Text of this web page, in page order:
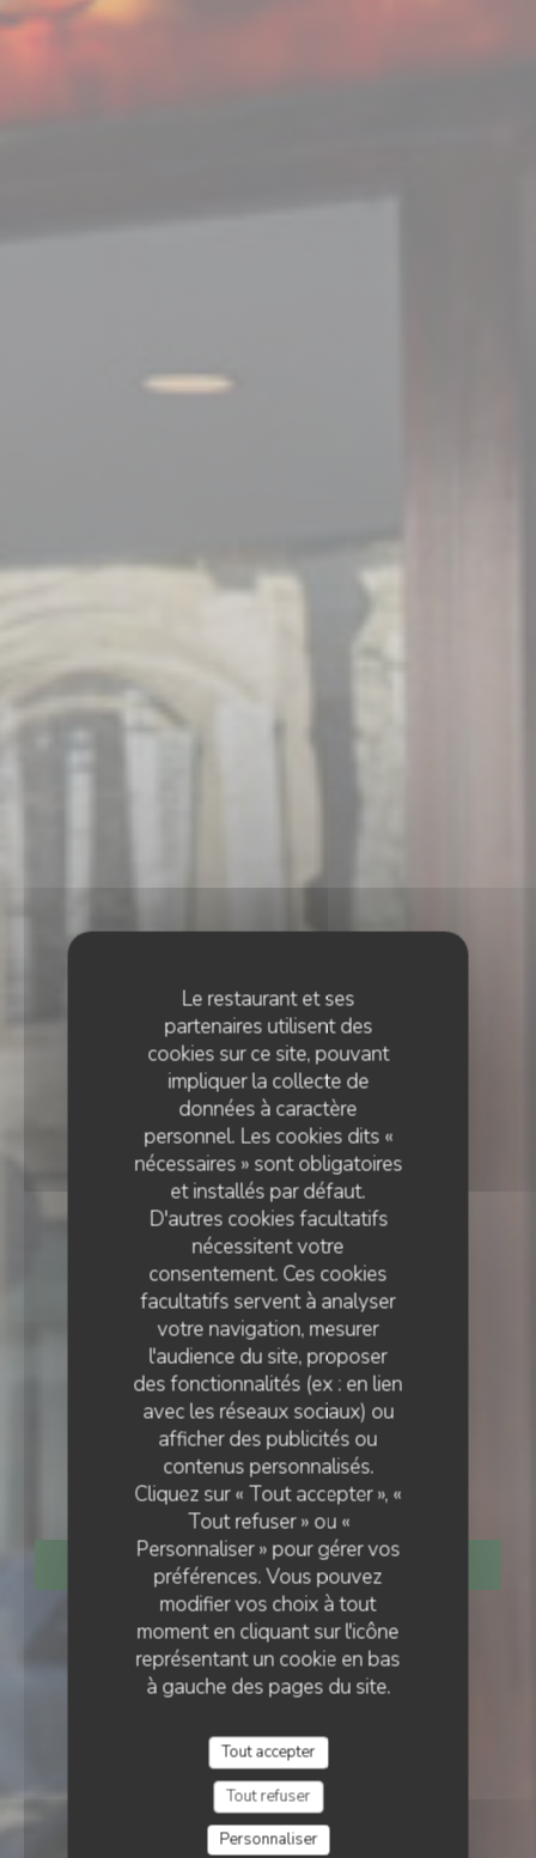
Le restaurant et ses
partenaires utilisent des
cookies sur ce site, pouvant
impliquer la collecte de
données à caractère
personnel. Les cookies dits «
nécessaires » sont obligatoires
et installés par défaut.
D'autres cookies facultatifs
nécessitent votre
consentement. Ces cookies
facultatifs servent à analyser
votre navigation, mesurer
l'audience du site, proposer
des fonctionnalités (ex : en lien
avec les réseaux sociaux) ou
afficher des publicités ou
contenus personnalisés.
Cliquez sur « Tout accepter », «
Tout refuser » ou «
Personnaliser » pour gérer vos
préférences. Vous pouvez
modifier vos choix à tout
moment en cliquant sur l'icône
représentant un cookie en bas
à gauche des pages du site.
Tout accepter
Tout refuser
Personnaliser
RESTAURANT TRADITIONNEL •
Le Petit Villiers
RÉSERVER
LE PETIT VILLIERS